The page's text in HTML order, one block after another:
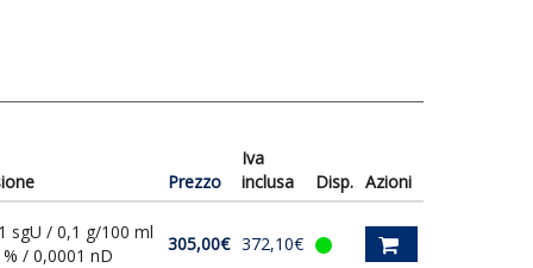
Prezzo
Iva
inclusa
Disp. Azioni
sgU / 0,1 g/100 ml
/ 0,0001 nD
305,00€ 372,10€